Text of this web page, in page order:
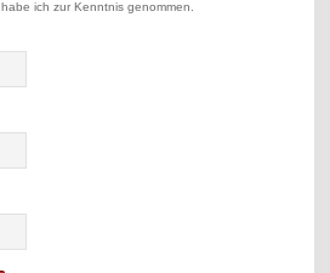
habe ich zur Kenntnis genommen.